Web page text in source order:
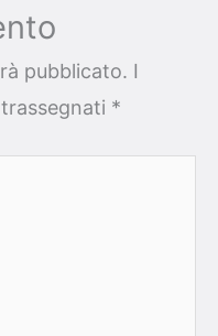
pubblicato. I
*